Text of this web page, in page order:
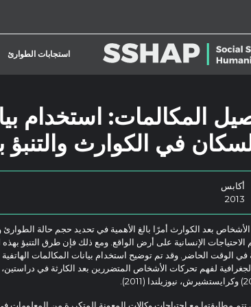
استجابات الطوارئ
المكالمات: استخدام
في الكوارث والتنبؤ
أكابس
2013
بعد الكوارث أمرًا بالغ الأهمية في تحديد حجم حالة الطوارئ
الاحتياجات الإنسانية على أرض الواقع. ومع ذلك فإن طرق التنبؤ بهذه
في الوقت الحاضر. وقد تم توضيح استخدام بيانات المكالمات الهاتفية
لفهم تحركات الأشخاص المتضررين بعد الكارثة في
مطابقتها مع احتياجات وكالات المعونة المتكررة من المعلومات